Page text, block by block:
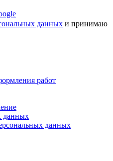
данных и принимаю
работ
данных
данных